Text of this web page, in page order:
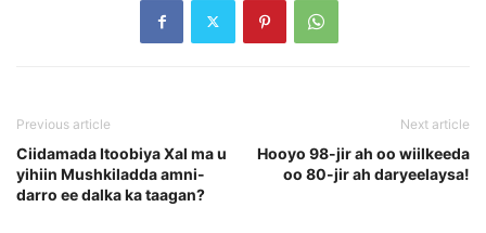
Previous article
Ciidamada Itoobiya Xal ma u
yihiin Mushkiladda amni-
darro ee dalka ka taagan?
Next article
Hooyo 98-jir ah oo wiilkeeda
oo 80-jir ah daryeelaysa!